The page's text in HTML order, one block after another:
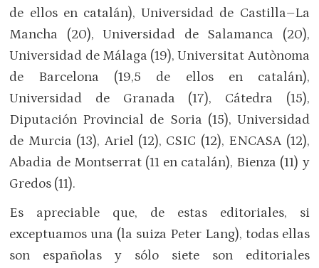
de ellos en catalán), Universidad de Castilla–La
Mancha (20), Universidad de Salamanca (20),
Universidad de Málaga (19), Universitat Autònoma
de Barcelona (19,5 de ellos en catalán),
Universidad de Granada (17), Cátedra (15),
Diputación Provincial de Soria (15), Universidad
de Murcia (13), Ariel (12), CSIC (12), ENCASA (12),
Abadia de Montserrat (11 en catalán), Bienza (11) y
Gredos (11).
Es apreciable que, de estas editoriales, si
exceptuamos una (la suiza Peter Lang), todas ellas
son españolas y sólo siete son editoriales